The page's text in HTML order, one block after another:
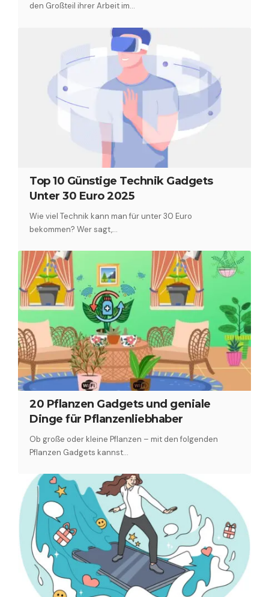
den Großteil ihrer Arbeit im…
Top 10 Günstige Technik Gadgets
Unter 30 Euro 2025
Wie viel Technik kann man für unter 30 Euro
bekommen? Wer sagt,…
20 Pflanzen Gadgets und geniale
Dinge für Pflanzenliebhaber
Ob große oder kleine Pflanzen – mit den folgenden
Pflanzen Gadgets kannst…